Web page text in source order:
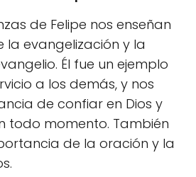
de Felipe nos enseñan
evangelización y la
Él fue un ejemplo
a los demás, y nos
de confiar en Dios y
todo momento. También
de la oración y la